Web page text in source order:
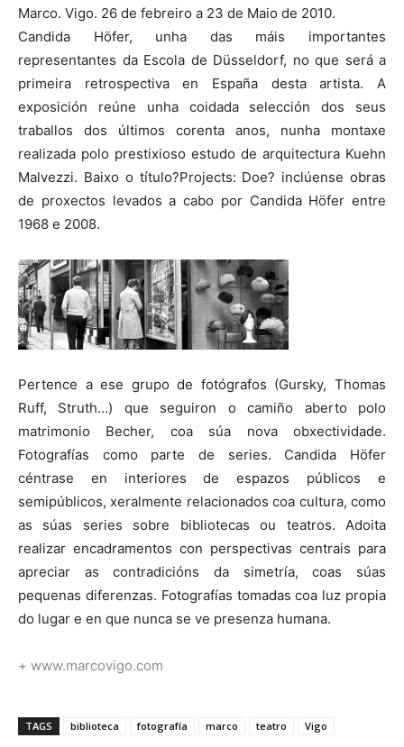
Marco. Vigo. 26 de febreiro a 23 de Maio de 2010.
Candida Höfer, unha das máis importantes
representantes da Escola de Düsseldorf, no que será a
primeira retrospectiva en España desta artista. A
exposición reúne unha coidada selección dos seus
traballos dos últimos corenta anos, nunha montaxe
realizada polo prestixioso estudo de arquitectura Kuehn
Malvezzi. Baixo o título?Projects: Doe? inclúense obras
de proxectos levados a cabo por Candida Höfer entre
1968 e 2008.
Pertence a ese grupo de fotógrafos (Gursky, Thomas
Ruff, Struth…) que seguiron o camiño aberto polo
matrimonio Becher, coa súa nova obxectividade.
Fotografías como parte de series. Candida Höfer
céntrase en interiores de espazos públicos e
semipúblicos, xeralmente relacionados coa cultura, como
as súas series sobre bibliotecas ou teatros. Adoita
realizar encadramentos con perspectivas centrais para
apreciar as contradicións da simetría, coas súas
pequenas diferenzas. Fotografías tomadas coa luz propia
do lugar e en que nunca se ve presenza humana.
+ www.marcovigo.com
TAGS biblioteca fotografía marco teatro Vigo